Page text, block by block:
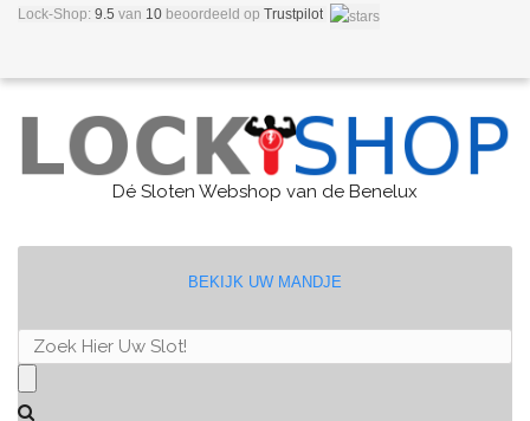
Lock-Shop: 9.5 van 10 beoordeeld op Trustpilot
Dé Sloten Webshop van de Benelux
BEKIJK UW MANDJE